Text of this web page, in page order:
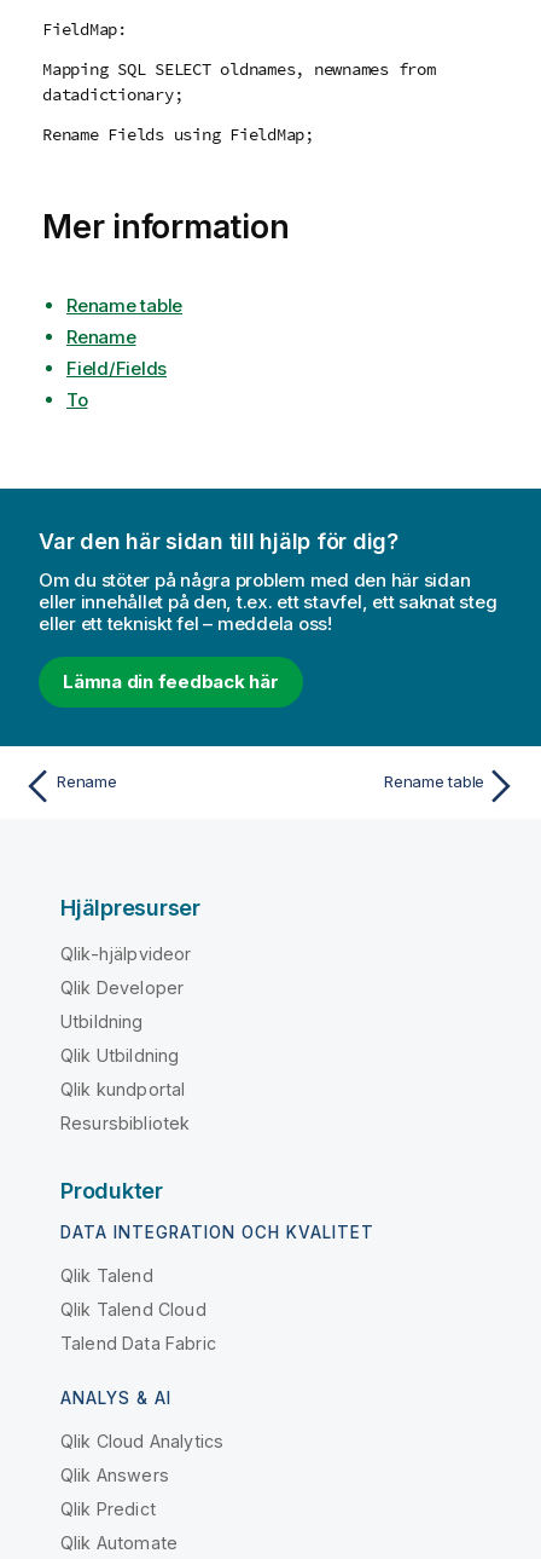
FieldMap:
Mapping SQL SELECT oldnames, newnames from
datadictionary;
Rename Fields using FieldMap;
Mer information
Rename table
Rename
Field/Fields
To
Var den här sidan till hjälp för dig?
Om du stöter på några problem med den här sidan
eller innehållet på den, t.ex. ett stavfel, ett saknat steg
eller ett tekniskt fel – meddela oss!
Lämna din feedback här
Rename Rename table
Hjälpresurser
Qlik-hjälpvideor
Qlik Developer
Utbildning
Qlik Utbildning
Qlik kundportal
Resursbibliotek
Produkter
DATA INTEGRATION OCH KVALITET
Qlik Talend
Qlik Talend Cloud
Talend Data Fabric
ANALYS & AI
Qlik Cloud Analytics
Qlik Answers
Qlik Predict
Qlik Automate